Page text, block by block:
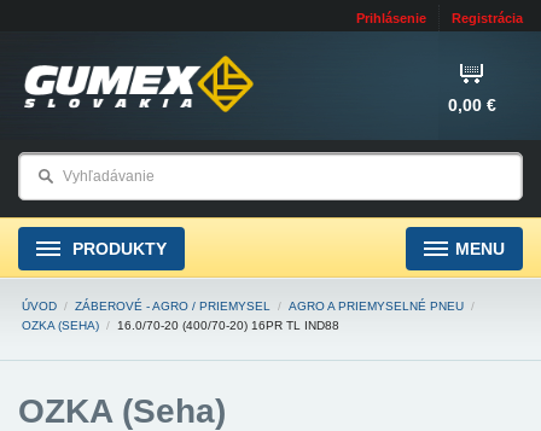
Prihlásenie Registrácia
0,00 €
PRODUKTY MENU
ÚVOD / ZÁBEROVÉ - AGRO / PRIEMYSEL / AGRO A PRIEMYSELNÉ PNEU /
OZKA (SEHA) / 16.0/70-20 (400/70-20) 16PR TL IND88
OZKA (Seha)